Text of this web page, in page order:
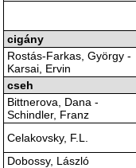
cigány
Rostás-Farkas, György -
Karsai, Ervin
cseh
Bittnerova, Dana -
Schindler, Franz
Celakovsky, F.L.
Dobossy, László